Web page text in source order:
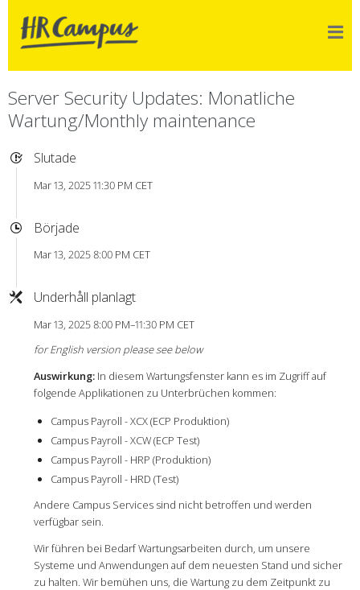
Server Security Updates: Monatliche
Wartung/Monthly maintenance
Slutade
Mar 13, 2025 11:30 PM CET
Började
Mar 13, 2025 8:00 PM CET
Underhåll planlagt
Mar 13, 2025 8:00 PM–11:30 PM CET
for English version please see below
Auswirkung:In diesem Wartungsfenster kann es im Zugriff auf
folgende Applikationen zu Unterbrüchen kommen:
Campus Payroll - XCX (ECP Produktion)
Campus Payroll - XCW (ECP Test)
Campus Payroll - HRP (Produktion)
Campus Payroll - HRD (Test)
Andere Campus Services sind nicht betroffen und werden
verfügbar sein.
Wir führen bei Bedarf Wartungsarbeiten durch, um unsere
Systeme und Anwendungen auf dem neuesten Stand und sicher
zu halten. Wir bemühen uns, die Wartung zu dem Zeitpunkt zu